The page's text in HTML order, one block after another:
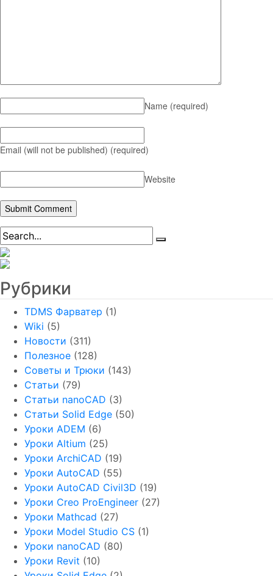
Name (required)
Email (will not be published) (required)
Website
Рубрики
TDMS Фарватер (1)
Wiki (5)
Новости (311)
Полезное (128)
Советы и Трюки (143)
Статьи (79)
Статьи nanoCAD (3)
Статьи Solid Edge (50)
Уроки ADEM (6)
Уроки Altium (25)
Уроки ArchiCAD (19)
Уроки AutoCAD (55)
Уроки AutoCAD Civil3D (19)
Уроки Creo ProEngineer (27)
Уроки Mathcad (27)
Уроки Model Studio CS (1)
Уроки nanoCAD (80)
Уроки Revit (10)